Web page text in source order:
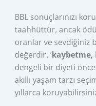
BBL sonuçlarınızı
taahhüttür, ancak
oranlar ve sevdiğiniz
değerdir. ‘kaybetme,
dengeli bir diyeti
akıllı yaşam tarzı
yıllarca